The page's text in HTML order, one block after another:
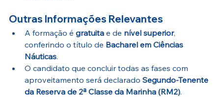
Outras Informações Relevantes
A formação é gratuita e de nível superior,
conferindo o título de Bacharel em Ciências
Náuticas.
O candidato que concluir todas as fases com
aproveitamento será declarado Segundo-Tenente
da Reserva de 2ª Classe da Marinha (RM2).